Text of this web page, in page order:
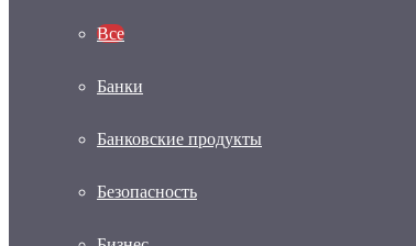
Все
Банки
Банковские продукты
Безопасность